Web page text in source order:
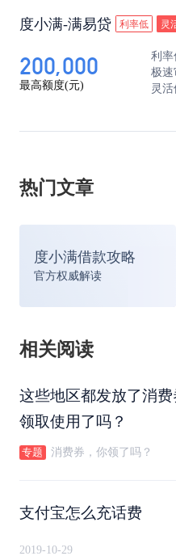
度小满-满易贷 利率低 灵
200,000
最高额度(元)
利率
极速
灵
热门文章
度小满借款攻略
官方权威解读
相关阅读
这些地区都发放了消
领取使用了吗？
专题 消费券，你领了吗？
支付宝怎么充话费
2019-10-29